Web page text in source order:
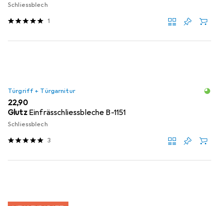
Schliessblech
1
Türgriff + Türgarnitur
EUR
22,90
Glutz Einfrässchliessbleche B-1151
Schliessblech
3